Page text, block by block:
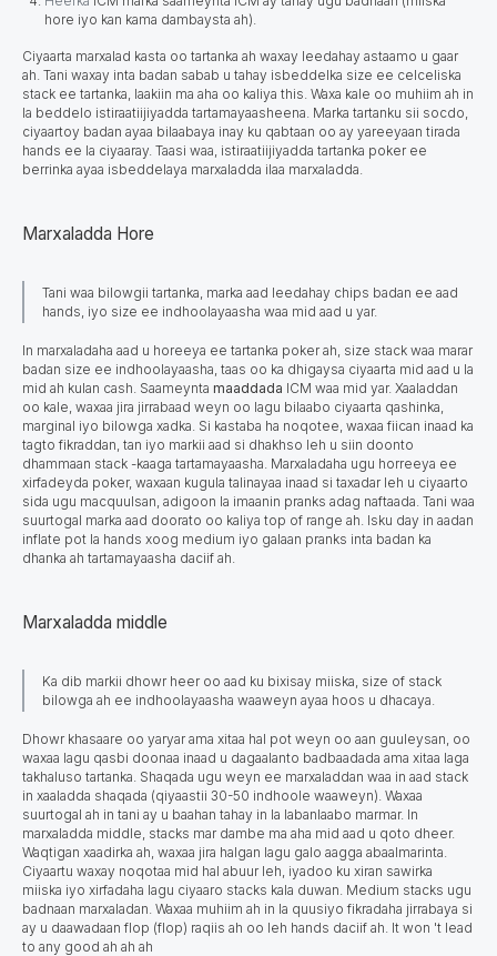
hore iyo kan kama dambaysta ah).
​​​​Ciyaarta marxalad kasta oo tartanka ah waxay leedahay astaamo u gaar
ah. Tani waxay inta badan sabab u tahay isbeddelka size ee celceliska
stack ee tartanka, laakiin ma aha oo kaliya this. Waxa kale oo muhiim ah in
la beddelo istiraatiijiyadda tartamayaasheena. Marka tartanku sii socdo,
ciyaartoy badan ayaa bilaabaya inay ku qabtaan oo ay yareeyaan tirada
hands ee la ciyaaray. Taasi waa, istiraatiijiyadda tartanka poker ee
berrinka ayaa isbeddelaya marxaladda ilaa marxaladda.
Marxaladda Hore
Tani waa bilowgii tartanka, marka aad leedahay chips badan ee aad
hands, iyo size ee indhoolayaasha waa mid aad u yar.
In marxaladaha aad u horeeya ee tartanka poker ah, size stack waa marar
badan size ee indhoolayaasha, taas oo ka dhigaysa ciyaarta mid aad u la
mid ah kulan cash. Saameynta maaddada ICM waa mid yar. Xaaladdan
oo kale, waxaa jira jirrabaad weyn oo lagu bilaabo ciyaarta qashinka,
marginal iyo bilowga xadka. Si kastaba ha noqotee, waxaa fiican inaad ka
tagto fikraddan, tan iyo markii aad si dhakhso leh u siin doonto
dhammaan stack -kaaga tartamayaasha. Marxaladaha ugu horreeya ee
xirfadeyda poker, waxaan kugula talinayaa inaad si taxadar leh u ciyaarto
sida ugu macquulsan, adigoon la imaanin pranks adag naftaada. Tani waa
suurtogal marka aad doorato oo kaliya top of range ah. Isku day in aadan
inflate pot la hands xoog medium iyo galaan pranks inta badan ka
dhanka ah tartamayaasha daciif ah.
Marxaladda middle
Ka dib markii dhowr heer oo aad ku bixisay miiska, size of stack
bilowga ah ee indhoolayaasha waaweyn ayaa hoos u dhacaya.
Dhowr khasaare oo yaryar ama xitaa hal pot weyn oo aan guuleysan, oo
waxaa lagu qasbi doonaa inaad u dagaalanto badbaadada ama xitaa laga
takhaluso tartanka. Shaqada ugu weyn ee marxaladdan waa in aad stack
in xaaladda shaqada (qiyaastii 30-50 indhoole waaweyn). Waxaa
suurtogal ah in tani ay u baahan tahay in la labanlaabo marmar. In
marxaladda middle, stacks mar dambe ma aha mid aad u qoto dheer.
Waqtigan xaadirka ah, waxaa jira halgan lagu galo aagga abaalmarinta.
Ciyaartu waxay noqotaa mid hal abuur leh, iyadoo ku xiran sawirka
miiska iyo xirfadaha lagu ciyaaro stacks kala duwan. Medium stacks ugu
badnaan marxaladan. Waxaa muhiim ah in la quusiyo fikradaha jirrabaya si
ay u daawadaan flop (flop) raqiis ah oo leh hands daciif ah. It won 't lead
to any good ah ah ah